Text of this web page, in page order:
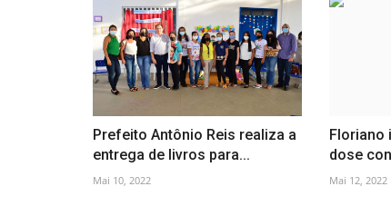
Prefeito Antônio Reis realiza a
entrega de livros para...
Mai 10, 2022
Floriano
dose
Mai 12, 2022